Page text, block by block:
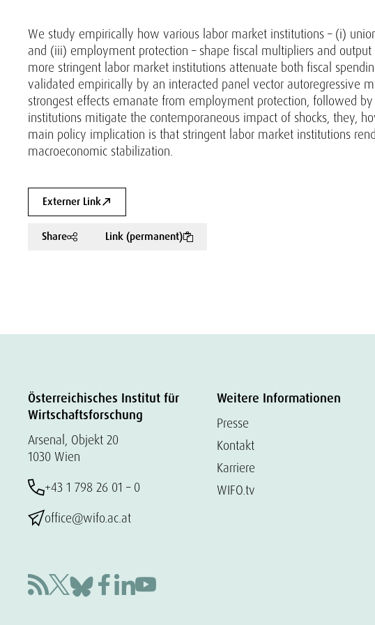
We study empirically how various labor market institutions – (i)
and (iii) employment protection – shape fiscal multipliers and
more stringent labor market institutions attenuate both fiscal
validated empirically by an interacted panel vector autoregressive
strongest effects emanate from employment protection, followed
institutions mitigate the contemporaneous impact of shocks, they,
main policy implication is that stringent labor market institutions
macroeconomic stabilization.
Externer Link
Share Link (permanent)
Österreichisches Institut für
Wirtschaftsforschung
Arsenal, Objekt 20
1030 Wien
+43 1 798 26 01 – 0
office@wifo.ac.at
Weitere Informationen
Presse
Kontakt
Karriere
WIFO.tv